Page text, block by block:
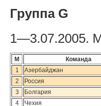
Группа G
1—3.07.2005.
М Команда
1
Азербайджан
2
Россия
3
Болгария
4
Чехия